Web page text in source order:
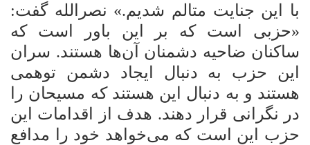
با این جنایت متالم شدیم.» نصرالله گفت:
«حزبی است که بر این باور است که
ساکنان ضاحیه دشمنان آن‌ها هستند. سران
این حزب به دنبال ایجاد دشمن توهمی
هستند و به دنبال این هستند که مسیحان را
در نگرانی قرار دهند. هدف از اقدامات این
حزب این است که می‌خواهد خود را مدافع